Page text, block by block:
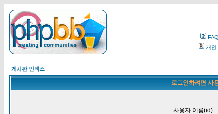
FAQ
개인
게시판 인덱스
로그인하려면 사
사용자 이름(id):